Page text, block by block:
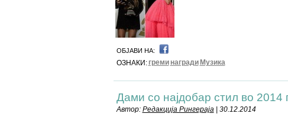
ОБЈАВИ НА:
ОЗНАКИ: греми награди Музика
Дами со најдобар стил во 2014
Автор: Редакција Рингераја| 30.12.2014